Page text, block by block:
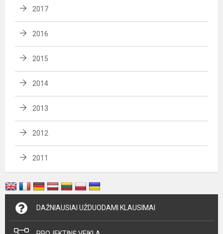
2017
2016
2015
2014
2013
2012
2011
DAŽNIAUSIAI UŽDUODAMI KLAUSIMAI